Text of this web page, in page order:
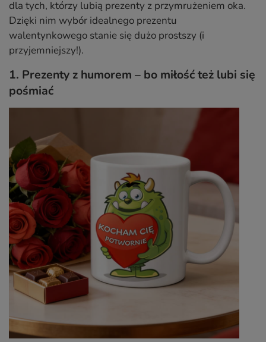
dla tych, którzy lubią prezenty z przymrużeniem oka.
Dzięki nim wybór idealnego prezentu
walentynkowego stanie się dużo prostszy (i
przyjemniejszy!).
1. Prezenty z humorem – bo miłość też lubi się
pośmiać